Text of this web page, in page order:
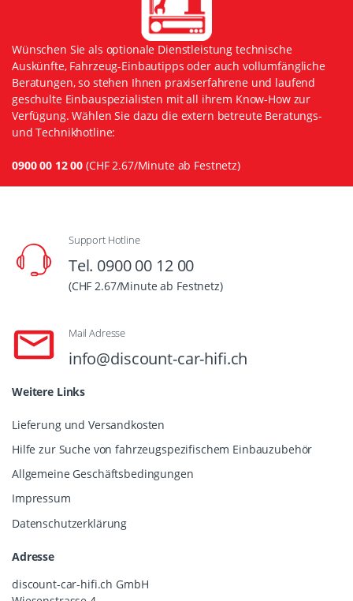
Wünschen Sie als optionale Dienstleistung technische
Auskünfte, Fahrzeug-Einbautipps oder auch vollumfängliche
Beratungen, so stehen Ihnen praxiserfahrene und laufend
geschulte Einbauspezialisten mit all ihrem Know-How zur
Verfügung. Wählen Sie dazu die extern betreute Beratungs-
und Technikhotline:
0900 00 12 00 (CHF 2.67/Minute ab Festnetz)
Support Hotline
Tel. 0900 00 12 00
(CHF 2.67/Minute ab Festnetz)
Mail Adresse
info@discount-car-hifi.ch
Weitere Links
Lieferung und Versandkosten
Hilfe zur Suche von fahrzeugspezifischem Einbauzubehör
Allgemeine Geschäftsbedingungen
Impressum
Datenschutzerklärung
Adresse
discount-car-hifi.ch GmbH